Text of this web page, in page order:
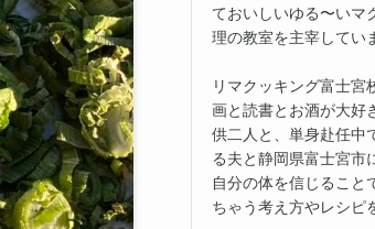
ておいしいゆる〜いマ
理の教室を主宰してい
リマクッキング富士宮
画と読書とお酒が大好
供二人と、単身赴任中
る夫と静岡県富士宮市
自分の体を信じること
ちゃう考え方やレシピ